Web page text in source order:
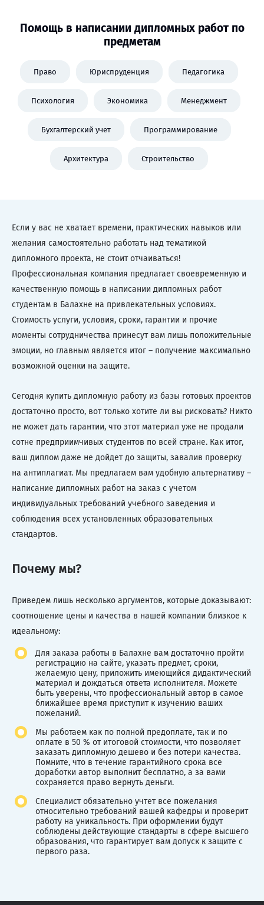
Помощь в написании дипломных работ по
предметам
Право Юриспруденция Педагогика
Психология Экономика Менеджмент
Бухгалтерский учет Программирование
Архитектура Строительство
Если у вас не хватает времени, практических навыков или
желания самостоятельно работать над тематикой
дипломного проекта, не стоит отчаиваться!
Профессиональная компания предлагает своевременную и
качественную помощь в написании дипломных работ
студентам в Балахне на привлекательных условиях.
Стоимость услуги, условия, сроки, гарантии и прочие
моменты сотрудничества принесут вам лишь положительные
эмоции, но главным является итог – получение максимально
возможной оценки на защите.
Сегодня купить дипломную работу из базы готовых проектов
достаточно просто, вот только хотите ли вы рисковать? Никто
не может дать гарантии, что этот материал уже не продали
сотне предприимчивых студентов по всей стране. Как итог,
ваш диплом даже не дойдет до защиты, завалив проверку
на антиплагиат. Мы предлагаем вам удобную альтернативу –
написание дипломных работ на заказ с учетом
индивидуальных требований учебного заведения и
соблюдения всех установленных образовательных
стандартов.
Почему мы?
Приведем лишь несколько аргументов, которые доказывают:
соотношение цены и качества в нашей компании близкое к
идеальному:
Для заказа работы в Балахне вам достаточно пройти
регистрацию на сайте, указать предмет, сроки,
желаемую цену, приложить имеющийся дидактический
материал и дождаться ответа исполнителя. Можете
быть уверены, что профессиональный автор в самое
ближайшее время приступит к изучению ваших
пожеланий.
Мы работаем как по полной предоплате, так и по
оплате в 50 % от итоговой стоимости, что позволяет
заказать дипломную дешево и без потери качества.
Помните, что в течение гарантийного срока все
доработки автор выполнит бесплатно, а за вами
сохраняется право вернуть деньги.
Специалист обязательно учтет все пожелания
относительно требований вашей кафедры и проверит
работу на уникальность. При оформлении будут
соблюдены действующие стандарты в сфере высшего
образования, что гарантирует вам допуск к защите с
первого раза.